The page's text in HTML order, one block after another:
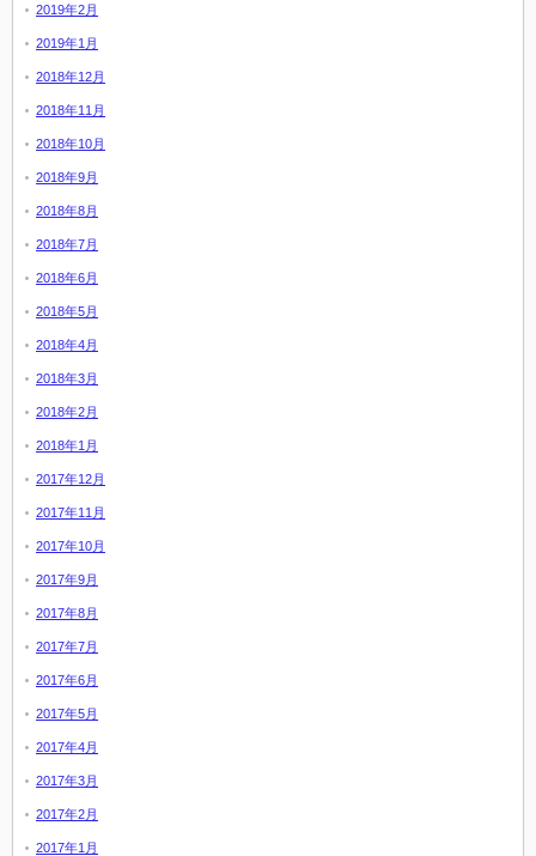
2019年2月
2019年1月
2018年12月
2018年11月
2018年10月
2018年9月
2018年8月
2018年7月
2018年6月
2018年5月
2018年4月
2018年3月
2018年2月
2018年1月
2017年12月
2017年11月
2017年10月
2017年9月
2017年8月
2017年7月
2017年6月
2017年5月
2017年4月
2017年3月
2017年2月
2017年1月